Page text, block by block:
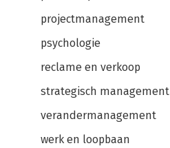
projectmanagement
psychologie
reclame en verkoop
strategisch management
verandermanagement
werk en loopbaan